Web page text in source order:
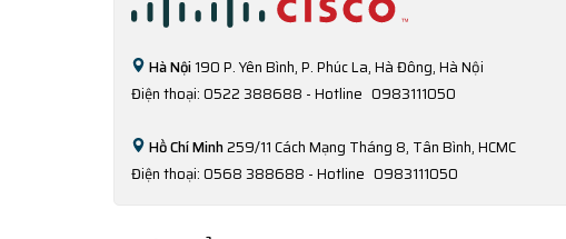
Hà Nội190 P. Yên Bình, P. Phúc La, Hà Đông, Hà Nội
Điện thoại: 0522 388688 - Hotline 0983111050
Hồ Chí Minh259/11 Cách Mạng Tháng 8, Tân Bình, HCMC
Điện thoại: 0568 388688 - Hotline 0983111050